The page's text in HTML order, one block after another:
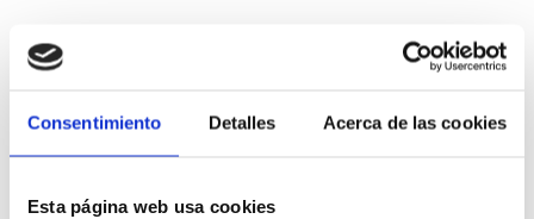
Consentimiento Detalles Acerca de las cookies
Esta página web usa cookies